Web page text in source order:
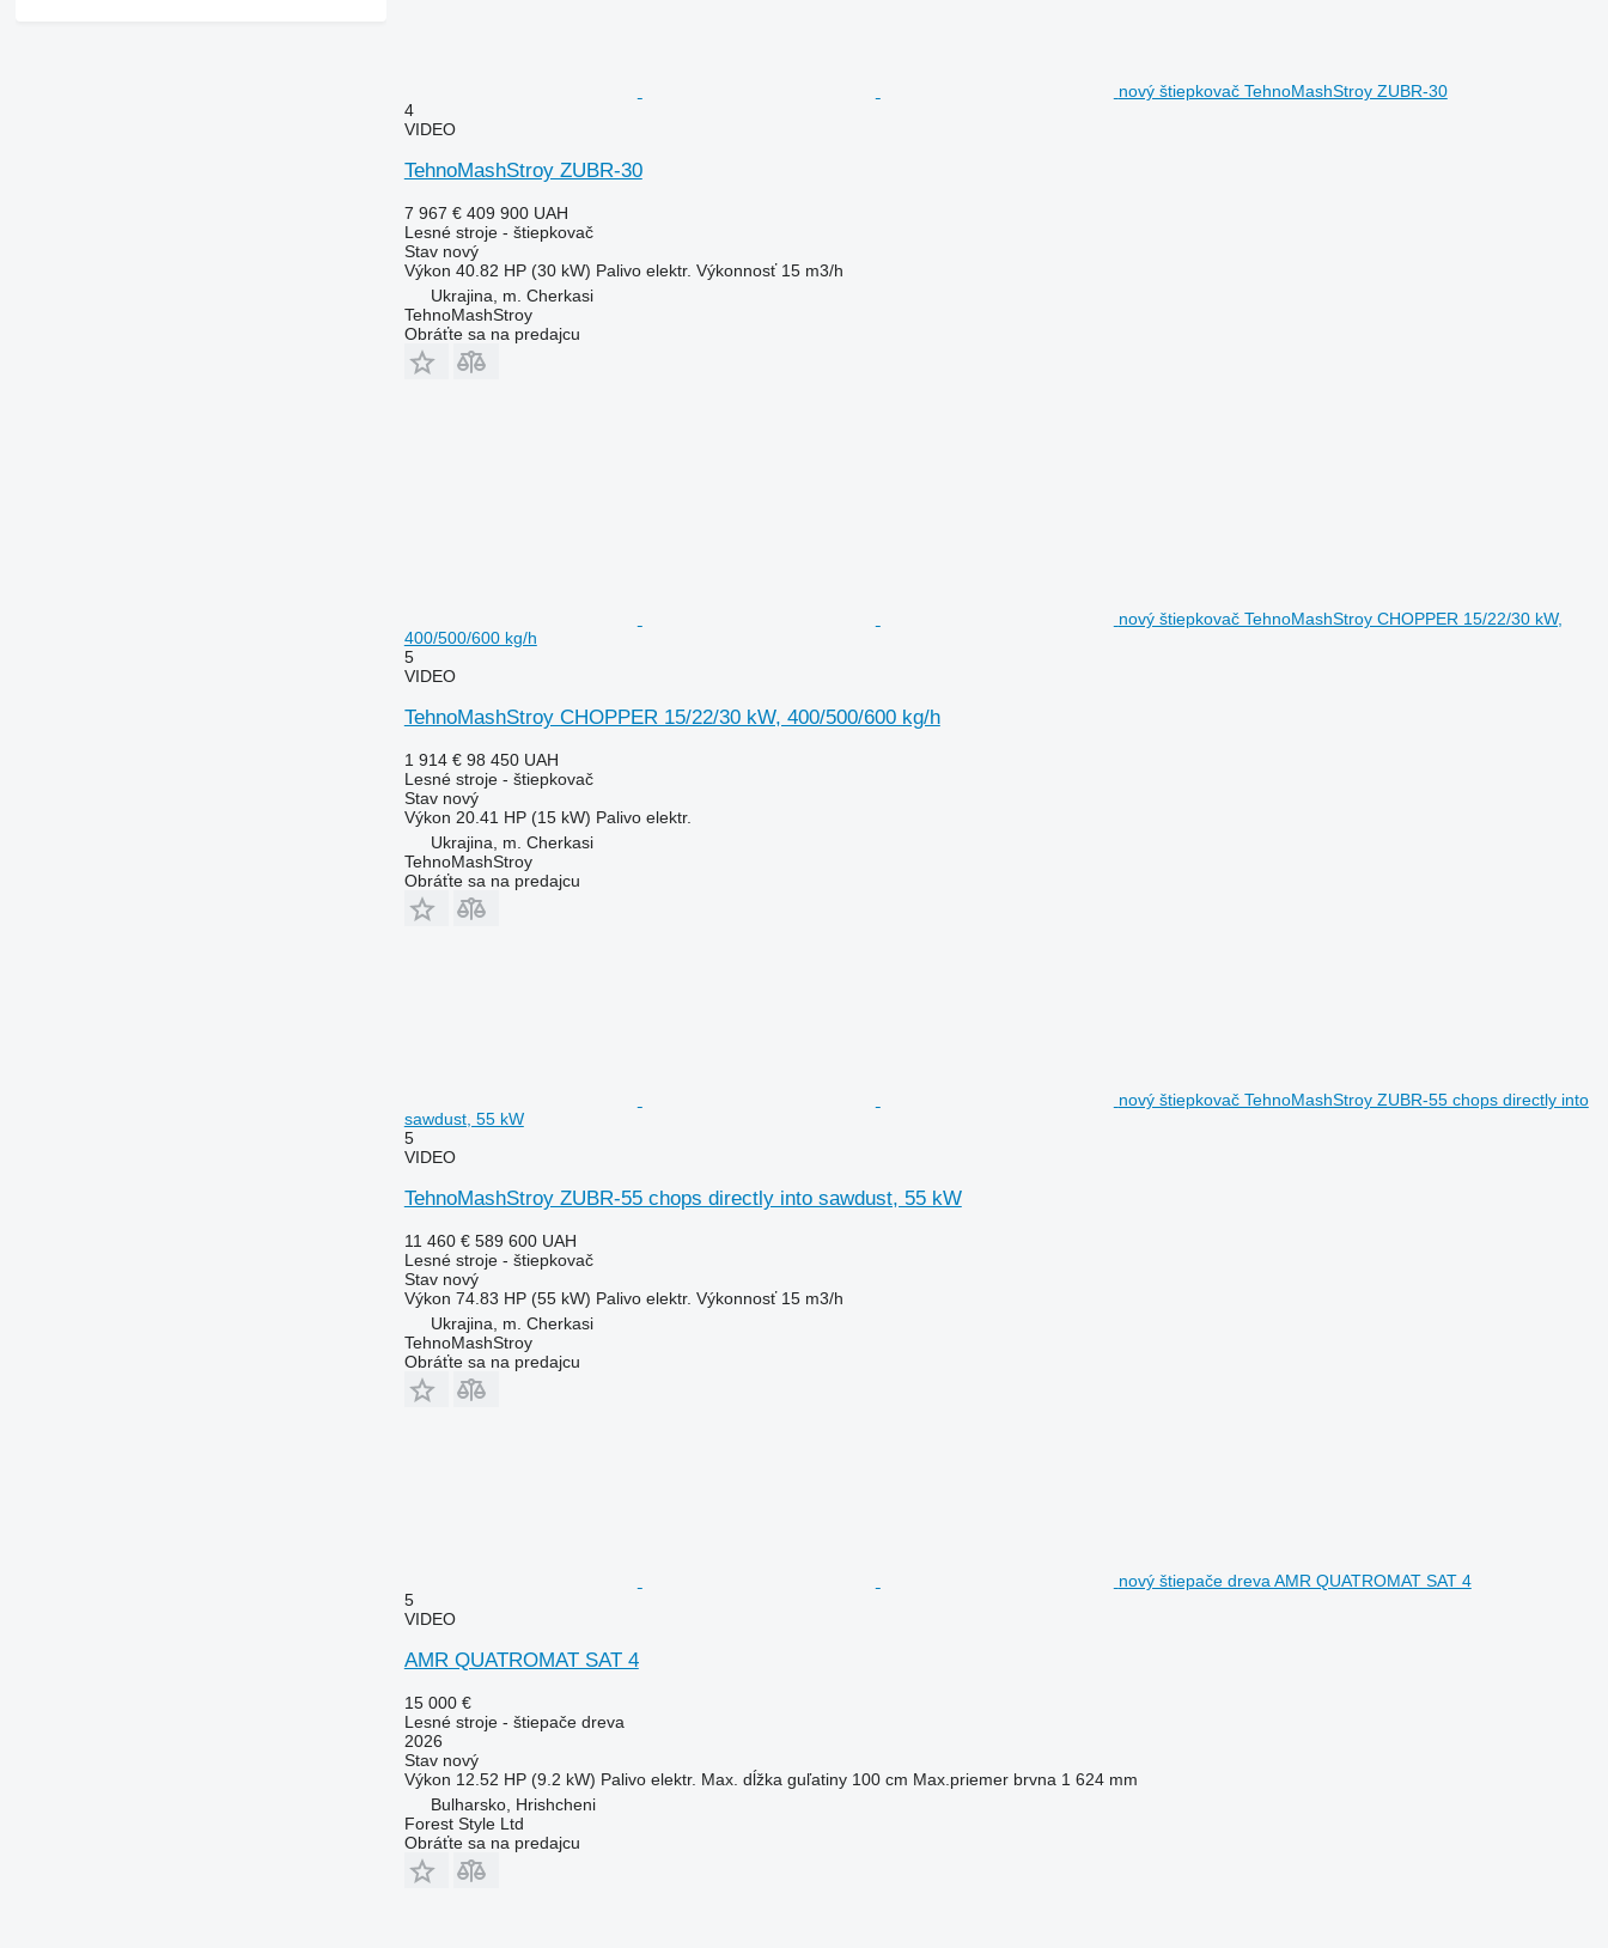
nový štiepkovač TehnoMashStroy ZUBR-30
4
VIDEO
TehnoMashStroy ZUBR-30
7 967 € 409 900 UAH
Lesné stroje - štiepkovač
Stavnový
Výkon 40.82 HP (30 kW) Palivo elektr. Výkonnosť 15 m3/h
Ukrajina, m. Cherkasi
TehnoMashStroy
Obráťte sa na predajcu
nový štiepkovač TehnoMashStroy CHOPPER 15/22/30 kW,
400/500/600 kg/h
5
VIDEO
TehnoMashStroy CHOPPER 15/22/30 kW, 400/500/600 kg/h
1 914 € 98 450 UAH
Lesné stroje - štiepkovač
Stavnový
Výkon 20.41 HP (15 kW) Palivo elektr.
Ukrajina, m. Cherkasi
TehnoMashStroy
Obráťte sa na predajcu
nový štiepkovač TehnoMashStroy ZUBR-55 chops directly into
sawdust, 55 kW
5
VIDEO
TehnoMashStroy ZUBR-55 chops directly into sawdust, 55 kW
11 460 € 589 600 UAH
Lesné stroje - štiepkovač
Stavnový
Výkon 74.83 HP (55 kW) Palivo elektr. Výkonnosť 15 m3/h
Ukrajina, m. Cherkasi
TehnoMashStroy
Obráťte sa na predajcu
nový štiepače dreva AMR QUATROMAT SAT 4
5
VIDEO
AMR QUATROMAT SAT 4
15 000 €
Lesné stroje - štiepače dreva
2026
Stavnový
Výkon 12.52 HP (9.2 kW) Palivo elektr. Max. dĺžka guľatiny 100 cm Max.priemer brvna 1 624 mm
Bulharsko, Hrishcheni
Forest Style Ltd
Obráťte sa na predajcu